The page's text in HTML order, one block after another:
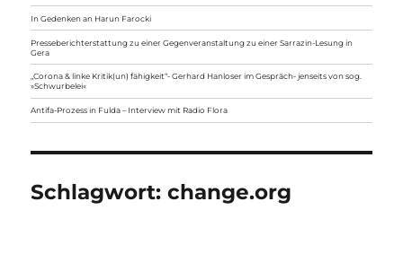
In Gedenken an Harun Farocki
Presseberichterstattung zu einer Gegenveranstaltung zu einer Sarrazin-Lesung in
Gera
„Corona & linke Kritik(un) fähigkeit“- Gerhard Hanloser im Gespräch- jenseits von sog.
»Schwurbelei«
Antifa-Prozess in Fulda – Interview mit Radio Flora
Schlagwort:change.org